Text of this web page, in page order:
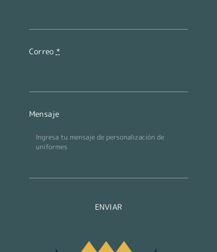
Correo *
Mensaje
ENVIAR